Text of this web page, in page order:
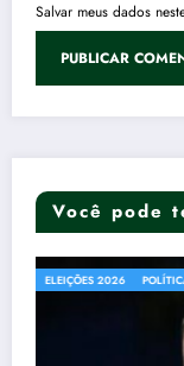
Salvar meus dados
Você pode
DESTAQUES